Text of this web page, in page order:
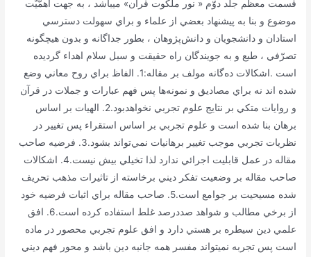
قسمت‌ معظم‌ جلد دوّم‌ « نور ملكوت‌ قرآن‌» ميباشد ، به‌ جهت‌ اهمّيّت‌
موضوع‌ و بنا به‌ پيشنهاد بعضي‌ از علماء و براي‌ سهولت‌ دسترسي‌
استادان‌ و دانشجويان‌ و دانش‌پژوهان‌ ، بطور جداگانه‌ و بدون‌ هيچگونه‌
تصرّفي‌ ، طبع‌ و به‌ جويندگان‌ راه‌ حقيقت‌ و سبل‌ سلام‌ اهداء گرديده‌
است‌ .اشكالات ده‌گانه مولف بر مقاله:1. الفاظ براي روح معاني وضع
شده اند نه براي مصاديق و نمونه‌ها پس فهم عبارات و جملات در قرآن
و روايات متكي بر نتايج علوم تجربي نخواهدبود.2. الهيات بر اساس
برهان بنا شده است و علوم تجربي بر اساس استقراء پس تغيير در
نظريات تجربي موجب تغيير برهانيات نمي‌تواند بشود.3. فرضيه صاحب
مقاله در عمل قابليت اجرائي ندارد لذا تخيلي بيش نيست.4. اشكالات
صاحب مقاله بر وضعيت تفكر ديني برخاسته از تاثيرات مذهب تحريف
شده مسيحيت بر جوامع است.5. صاحب مقاله براي اثبات فرضيه خود
از برخي مطالب و شواهد صددرصد غلط استفاده كرده است.6. افق
علمي دين سيطره بر هستي دارد و افق علوم تجربي محصور در ماده
است پس تجربه نميتواند مفسر همه جانبه دين باشد و محور فهم ديني